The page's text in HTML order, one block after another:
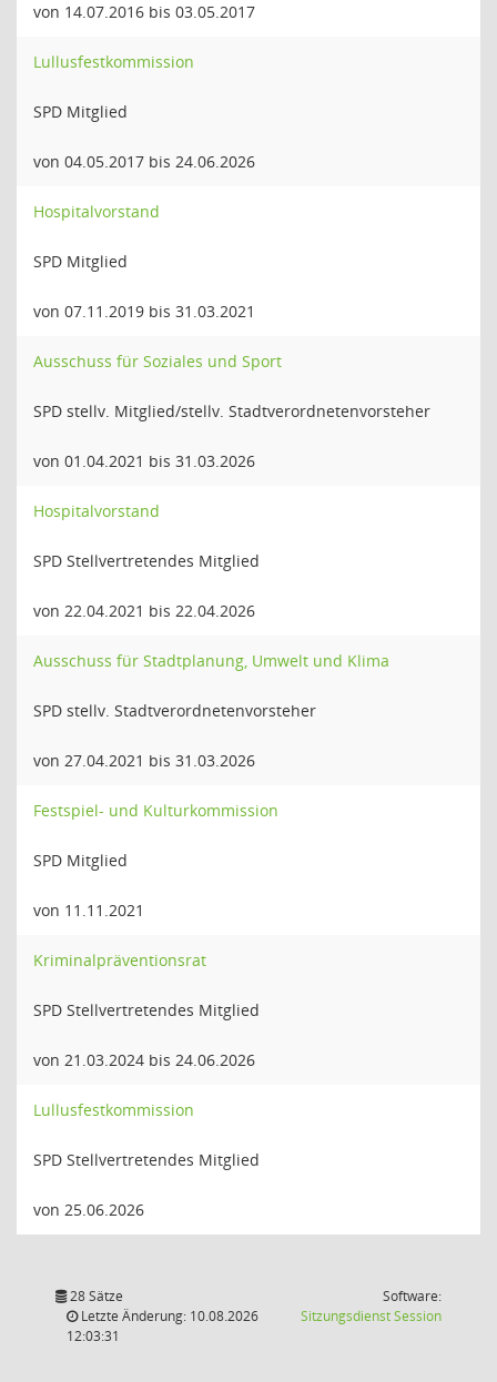
von 14.07.2016 bis 03.05.2017
Lullusfestkommission
SPD Mitglied
von 04.05.2017 bis 24.06.2026
Hospitalvorstand
SPD Mitglied
von 07.11.2019 bis 31.03.2021
Ausschuss für Soziales und Sport
SPD stellv. Mitglied/stellv. Stadtverordnetenvorsteher
von 01.04.2021 bis 31.03.2026
Hospitalvorstand
SPD Stellvertretendes Mitglied
von 22.04.2021 bis 22.04.2026
Ausschuss für Stadtplanung, Umwelt und Klima
SPD stellv. Stadtverordnetenvorsteher
von 27.04.2021 bis 31.03.2026
Festspiel- und Kulturkommission
SPD Mitglied
von 11.11.2021
Kriminalpräventionsrat
SPD Stellvertretendes Mitglied
von 21.03.2024 bis 24.06.2026
Lullusfestkommission
SPD Stellvertretendes Mitglied
von 25.06.2026
28 Sätze
Letzte Änderung: 10.08.2026
12:03:31
Software:
SitzungsdienstSession(Wird in